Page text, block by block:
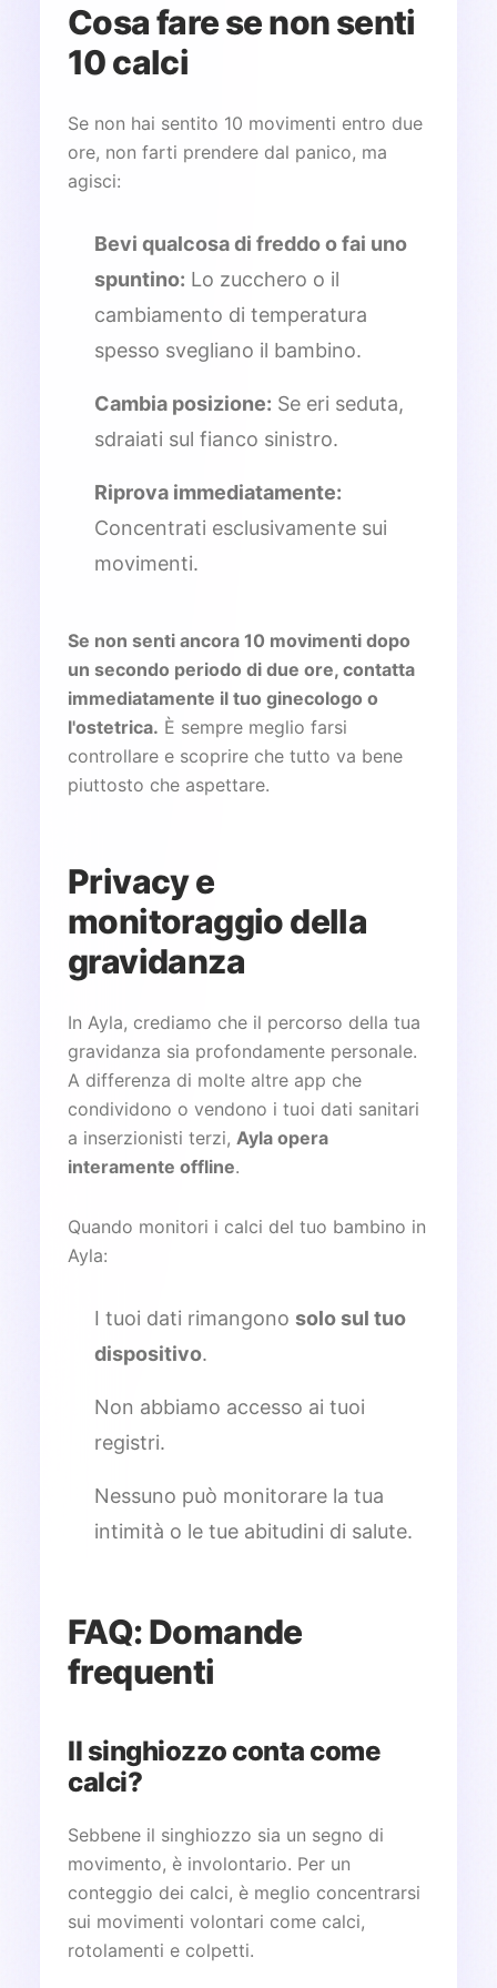
Cosa fare se non senti
10 calci
Se non hai sentito 10 movimenti entro due
ore, non farti prendere dal panico, ma
agisci:
Bevi qualcosa di freddo o fai uno
spuntino: Lo zucchero o il
cambiamento di temperatura
spesso svegliano il bambino.
Cambia posizione: Se eri seduta,
sdraiati sul fianco sinistro.
Riprova immediatamente:
Concentrati esclusivamente sui
movimenti.
Se non senti ancora 10 movimenti dopo
un secondo periodo di due ore, contatta
immediatamente il tuo ginecologo o
l'ostetrica. È sempre meglio farsi
controllare e scoprire che tutto va bene
piuttosto che aspettare.
Privacy e
monitoraggio della
gravidanza
In Ayla, crediamo che il percorso della tua
gravidanza sia profondamente personale.
A differenza di molte altre app che
condividono o vendono i tuoi dati sanitari
a inserzionisti terzi, Ayla opera
interamente offline.
Quando monitori i calci del tuo bambino in
Ayla:
I tuoi dati rimangono solo sul tuo
dispositivo.
Non abbiamo accesso ai tuoi
registri.
Nessuno può monitorare la tua
intimità o le tue abitudini di salute.
FAQ: Domande
frequenti
Il singhiozzo conta come
calci?
Sebbene il singhiozzo sia un segno di
movimento, è involontario. Per un
conteggio dei calci, è meglio concentrarsi
sui movimenti volontari come calci,
rotolamenti e colpetti.